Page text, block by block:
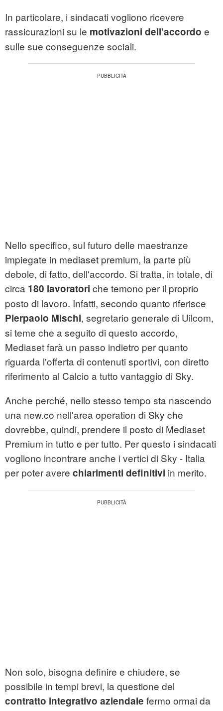
In particolare, i sindacati vogliono ricevere
rassicurazioni su le motivazioni dell'accordo e
sulle sue conseguenze sociali.
Nello specifico, sul futuro delle maestranze
impiegate in mediaset premium, la parte più
debole, di fatto, dell'accordo. Si tratta, in totale, di
circa 180 lavoratori che temono per il proprio
posto di lavoro. Infatti, secondo quanto riferisce
Pierpaolo Mischi, segretario generale di Uilcom,
si teme che a seguito di questo accordo,
Mediaset farà un passo indietro per quanto
riguarda l'offerta di contenuti sportivi, con diretto
riferimento al Calcio a tutto vantaggio di Sky.
Anche perché, nello stesso tempo sta nascendo
una new.co nell'area operation di Sky che
dovrebbe, quindi, prendere il posto di Mediaset
Premium in tutto e per tutto. Per questo i sindacati
vogliono incontrare anche i vertici di Sky - Italia
per poter avere chiarimenti definitivi in merito.
Non solo, bisogna definire e chiudere, se
possibile in tempi brevi, la questione del
contratto integrativo aziendale fermo ormai da